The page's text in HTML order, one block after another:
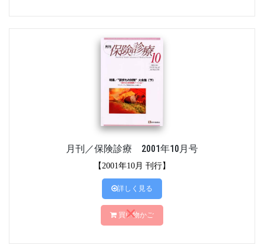
月刊／保険診療 2001年10月号
【2001年10月 刊行】
詳しく見る
買い物かご